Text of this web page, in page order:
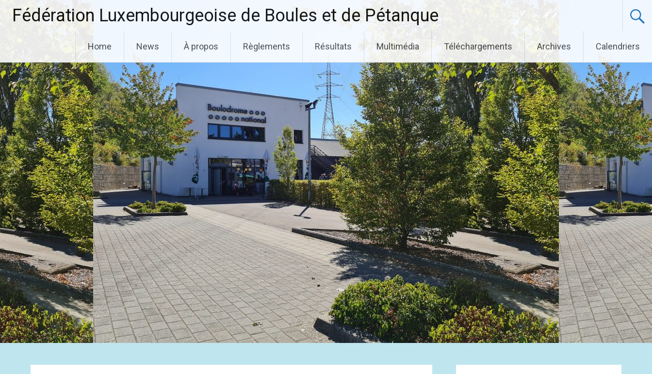
Fédération Luxembourgeoise de Boules et de Pétanque
Home News À propos Règlements Résultats Multimédia Téléchargements Archives Calendriers